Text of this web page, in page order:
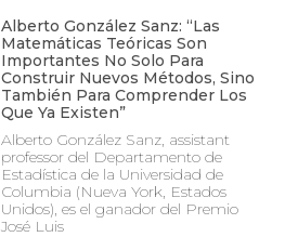
Alberto González Sanz: “Las
Matemáticas Teóricas Son
Importantes No Solo Para
Construir Nuevos Métodos, Sino
También Para Comprender Los
Que Ya Existen”
Alberto González Sanz, assistant
professor del Departamento de
Estadística de la Universidad de
Columbia (Nueva York, Estados
Unidos), es el ganador del Premio
José Luis